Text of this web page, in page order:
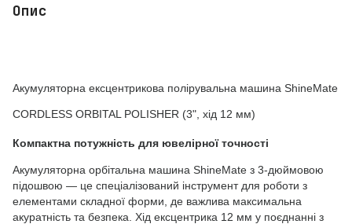
Опис
Акумуляторна ексцентрикова полірувальна машина ShineMate
CORDLESS ORBITAL POLISHER (3", хід 12 мм)
Компактна потужність для ювелірної точності
Акумуляторна орбітальна машина ShineMate з 3-дюймовою
підошвою — це спеціалізований інструмент для роботи з
елементами складної форми, де важлива максимальна
акуратність та безпека. Хід ексцентрика 12 мм у поєднанні з